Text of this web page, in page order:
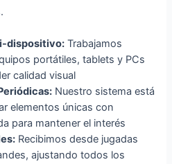
dispositivo: Trabajamos
portátiles, tablets y PCs
calidad visual
Nuestro sistema está
elementos únicas con
para mantener el interés
Recibimos desde jugadas
ajustando todos los